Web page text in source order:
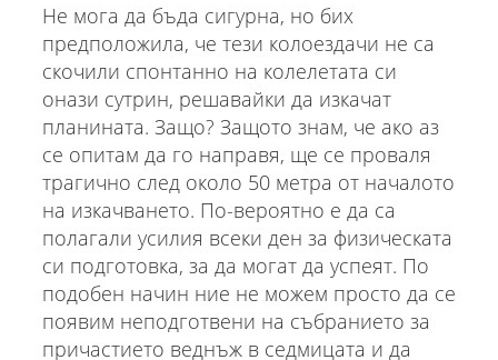
Не мога да бъда сигурна, но бих
предположила, че тези колоездачи не са
скочили спонтанно на колелетата си
онази сутрин, решавайки да изкачат
планината. Защо? Защото знам, че ако аз
се опитам да го направя, ще се проваля
трагично след около 50 метра от началото
на изкачването. По-вероятно е да са
полагали усилия всеки ден за физическата
си подготовка, за да могат да успеят. По
подобен начин ние не можем просто да се
появим неподготвени на събранието за
причастието веднъж в седмицата и да